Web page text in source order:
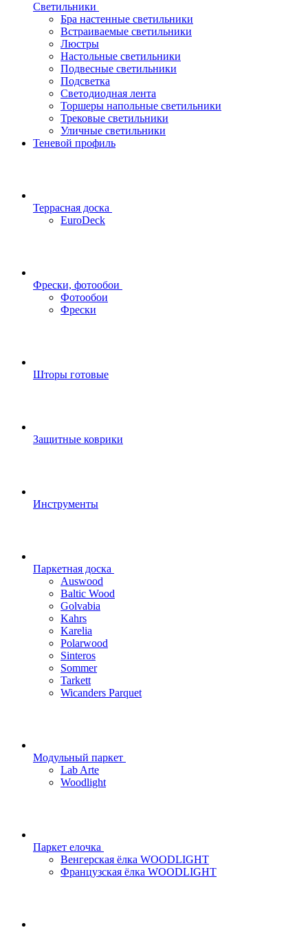
Светильники
Бра настенные светильники
Встраиваемые светильники
Люстры
Настольные светильники
Подвесные светильники
Подсветка
Светодиодная лента
Торшеры напольные светильники
Трековые светильники
Уличные светильники
Теневой профиль
Террасная доска
EuroDeck
Фрески, фотообои
Фотообои
Фрески
Шторы готовые
Защитные коврики
Инструменты
Паркетная доска
Auswood
Baltic Wood
Golvabia
Kahrs
Karelia
Polarwood
Sinteros
Sommer
Tarkett
Wicanders Parquet
Модульный паркет
Lab Arte
Woodlight
Паркет елочка
Венгерская ёлка WOODLIGHT
Французская ёлка WOODLIGHT